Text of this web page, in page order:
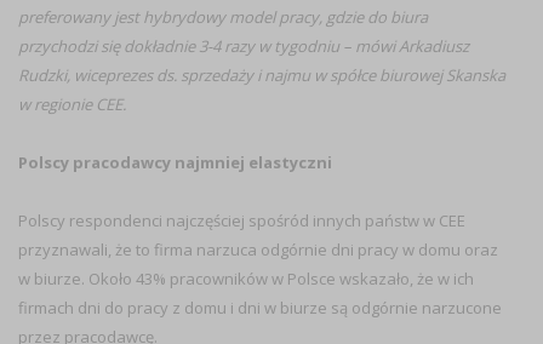
preferowany jest hybrydowy model pracy, gdzie do biura
przychodzi się dokładnie 3-4 razy w tygodniu – mówi Arkadiusz
Rudzki, wiceprezes ds. sprzedaży i najmu w spółce biurowej Skanska
w regionie CEE.
Polscy pracodawcy najmniej elastyczni
Polscy respondenci najczęściej spośród innych państw w CEE
przyznawali, że to firma narzuca odgórnie dni pracy w domu oraz
w biurze. Około 43% pracowników w Polsce wskazało, że w ich
firmach dni do pracy z domu i dni w biurze są odgórnie narzucone
przez pracodawcę.